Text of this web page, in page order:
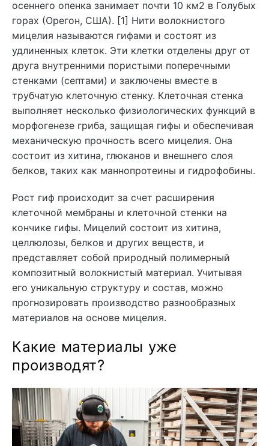
осеннего опенка занимает почти 10 км2 в Голубых
горах (Орегон, США). [1] Нити волокнистого
мицелия называются гифами и состоят из
удлиненных клеток. Эти клетки отделены друг от
друга внутренними пористыми поперечными
стенками (септами) и заключены вместе в
трубчатую клеточную стенку. Клеточная стенка
выполняет несколько физиологических функций в
морфогенезе гриба, защищая гифы и обеспечивая
механическую прочность всего мицелия. Она
состоит из хитина, глюканов и внешнего слоя
белков, таких как маннопротеины и гидрофобины.
Рост гиф происходит за счет расширения
клеточной мембраны и клеточной стенки на
кончике гифы. Мицелий состоит из хитина,
целлюлозы, белков и других веществ, и
представляет собой природный полимерный
композитный волокнистый материал. Учитывая
его уникальную структуру и состав, можно
прогнозировать производство разнообразных
материалов на основе мицелия.
Какие материалы уже
производят?